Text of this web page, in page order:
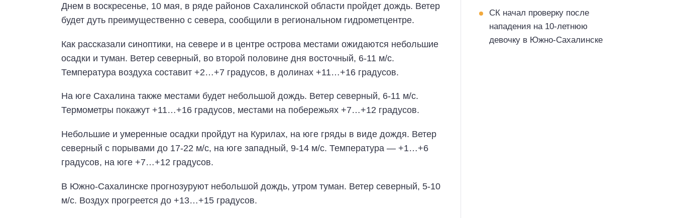
Днем в воскресенье, 10 мая, в ряде районов Сахалинской области пройдет дождь. Ветер
будет дуть преимущественно с севера, сообщили в региональном гидрометцентре.
Как рассказали синоптики, на севере и в центре острова местами ожидаются небольшие
осадки и туман. Ветер северный, во второй половине дня восточный, 6-11 м/с.
Температура воздуха составит +2…+7 градусов, в долинах +11…+16 градусов.
На юге Сахалина также местами будет небольшой дождь. Ветер северный, 6-11 м/с.
Термометры покажут +11…+16 градусов, местами на побережьях +7…+12 градусов.
Небольшие и умеренные осадки пройдут на Курилах, на юге гряды в виде дождя. Ветер
северный с порывами до 17-22 м/с, на юге западный, 9-14 м/с. Температура — +1…+6
градусов, на юге +7…+12 градусов.
В Южно-Сахалинске прогнозуруют небольшой дождь, утром туман. Ветер северный, 5-10
м/с. Воздух прогреется до +13…+15 градусов.
СК начал проверку после
нападения на 10-летнюю
девочку в Южно-Сахалинске